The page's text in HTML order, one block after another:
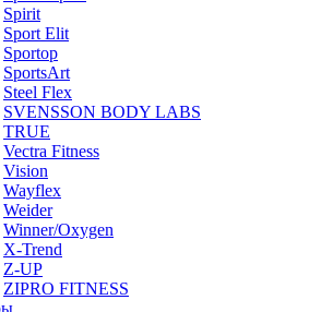
Spirit
Sport Elit
Sportop
SportsArt
Steel Flex
SVENSSON BODY LABS
TRUE
Vectra Fitness
Vision
Wayflex
Weider
Winner/Oxygen
X-Trend
Z-UP
ZIPRO FITNESS